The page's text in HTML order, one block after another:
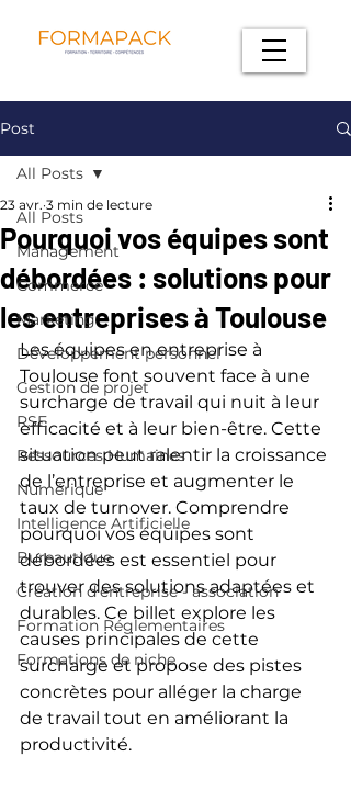
Post
All Posts
Management
Commerce
Marketing
Développement personnel
Gestion de projet
RSE
Ressources Humaines
Numérique
Intelligence Artificielle
Bureautique
Création d'entreprise - association
Formation Réglementaires
Formations de niche
All Posts
Pourquoi vos équipes sont
débordées : solutions pour
les entreprises à Toulouse
23 avr. 3 min de lecture
Les équipes en entreprise à
Toulouse font souvent face à une
surcharge de travail qui nuit à leur
efficacité et à leur bien-être. Cette
situation peut ralentir la croissance
de l’entreprise et augmenter le
taux de turnover. Comprendre
pourquoi vos équipes sont
débordées est essentiel pour
trouver des solutions adaptées et
durables. Ce billet explore les
causes principales de cette
surcharge et propose des pistes
concrètes pour alléger la charge
de travail tout en améliorant la
productivité.